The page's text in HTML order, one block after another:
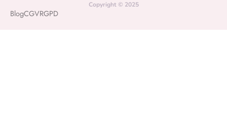
Copyright © 2025
BlogCGVRGPD